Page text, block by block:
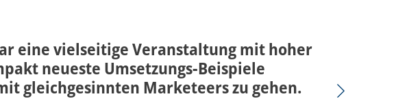
eine vielseitige Veranstaltung mit hoher
neueste Umsetzungs-Beispiele
gleichgesinnten Marketeers zu gehen.